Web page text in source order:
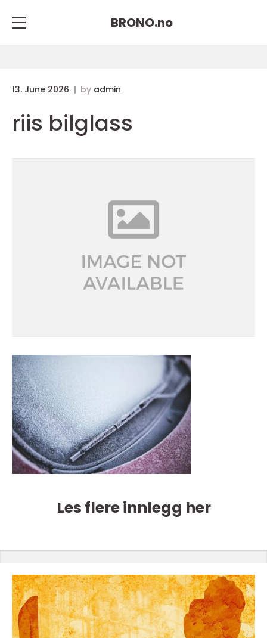
BRONO.no
13. June 2026 by admin
riis bilglass
Les flere innlegg her